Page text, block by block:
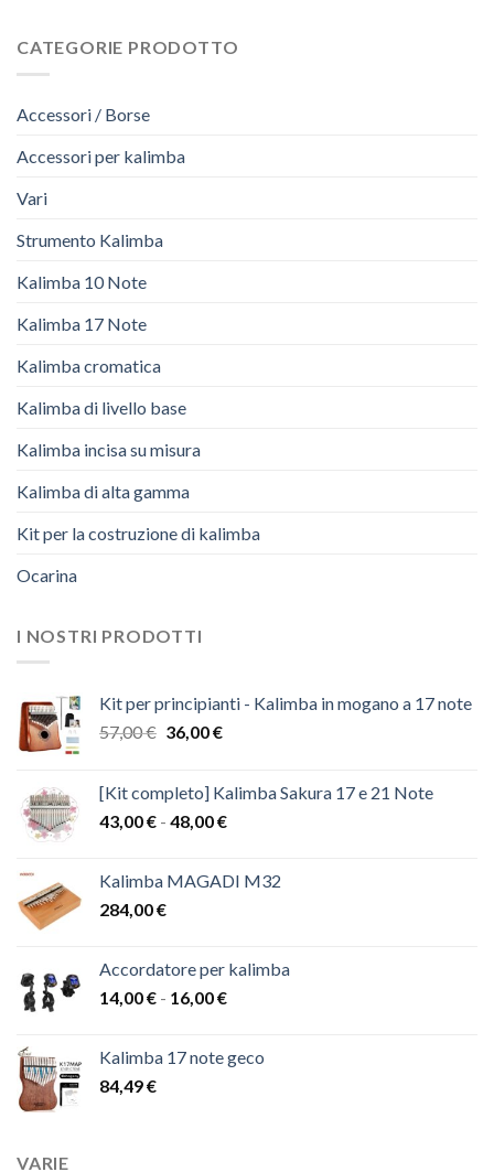
CATEGORIE PRODOTTO
Accessori / Borse
Accessori per kalimba
Vari
Strumento Kalimba
Kalimba 10 Note
Kalimba 17 Note
Kalimba cromatica
Kalimba di livello base
Kalimba incisa su misura
Kalimba di alta gamma
Kit per la costruzione di kalimba
Ocarina
I NOSTRI PRODOTTI
Kit per principianti - Kalimba in mogano a 17 note
57,00€ Il
era:
57,00 €.
36,00€Il
è:
36,00 €.
[Kit completo] Kalimba Sakura 17 e 21 Note
43,00€ - 48,00€Fascia
da
48,00 €
Kalimba MAGADI M32
284,00€
Accordatore per kalimba
14,00€ - 16,00€Fascia
da
Kalimba 17 note geco
84,49€
VARIE